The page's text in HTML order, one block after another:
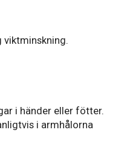
viktminskning.
i händer eller fötter.
i armhålorna